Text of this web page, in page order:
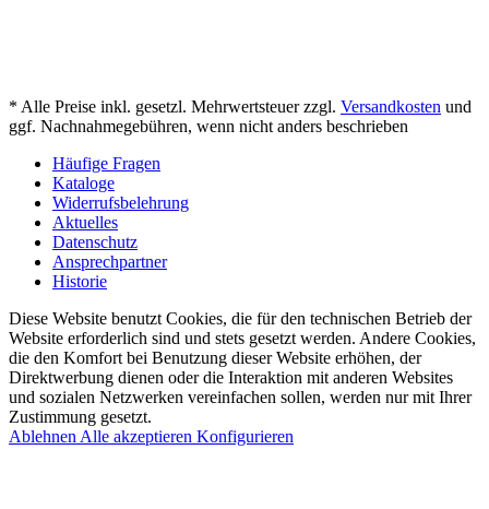
* Alle Preise inkl. gesetzl. Mehrwertsteuer zzgl. Versandkosten und
ggf. Nachnahmegebühren, wenn nicht anders beschrieben
Häufige Fragen
Kataloge
Widerrufsbelehrung
Aktuelles
Datenschutz
Ansprechpartner
Historie
Diese Website benutzt Cookies, die für den technischen Betrieb der
Website erforderlich sind und stets gesetzt werden. Andere Cookies,
die den Komfort bei Benutzung dieser Website erhöhen, der
Direktwerbung dienen oder die Interaktion mit anderen Websites
und sozialen Netzwerken vereinfachen sollen, werden nur mit Ihrer
Zustimmung gesetzt.
Ablehnen Alle akzeptieren Konfigurieren